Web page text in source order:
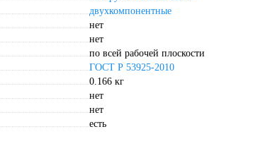
двухкомпонентные
нет
нет
по всей рабочей плоскости
ГОСТ Р 53925-2010
0.166 кг
нет
нет
есть